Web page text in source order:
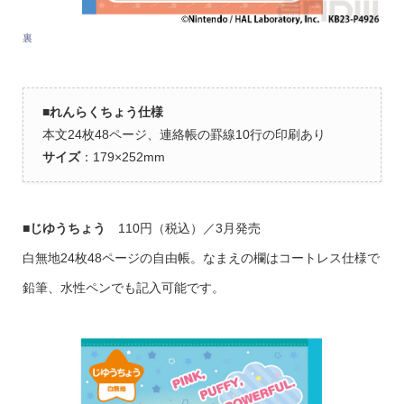
裏
■れんらくちょう仕様
本文24枚48ページ、連絡帳の罫線10行の印刷あり
サイズ：179×252mm
■じゆうちょう 110円（税込）／3月発売
白無地24枚48ページの自由帳。なまえの欄はコートレス仕様で
鉛筆、水性ペンでも記入可能です。